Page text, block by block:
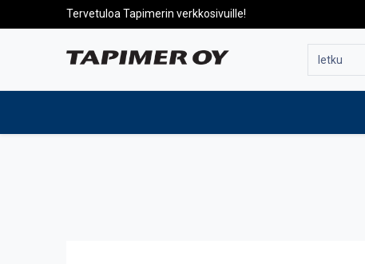
Tervetuloa Tapimerin verkkosivuille!